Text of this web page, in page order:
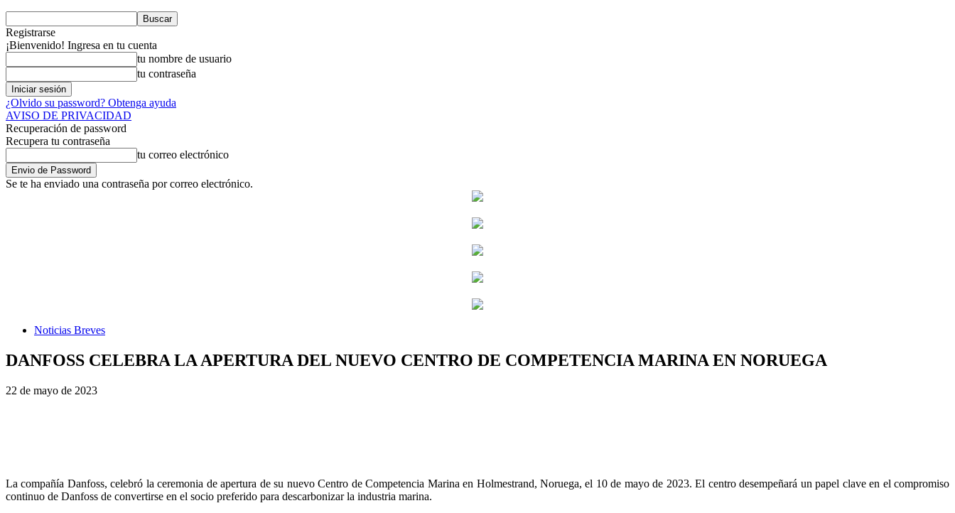
Registrarse
¡Bienvenido! Ingresa en tu cuenta
tu nombre de usuario
tu contraseña
¿Olvido su password? Obtenga ayuda
AVISO DE PRIVACIDAD
Recuperación de password
Recupera tu contraseña
tu correo electrónico
Se te ha enviado una contraseña por correo electrónico.
Noticias Breves
DANFOSS CELEBRA LA APERTURA DEL NUEVO CENTRO DE COMPETENCIA MARINA EN NORUEGA
22 de mayo de 2023
La compañía Danfoss, celebró la ceremonia de apertura de su nuevo Centro de Competencia Marina en Holmestrand, Noruega, el 10 de mayo de 2023. El centro desempeñará un papel clave en el compromiso
continuo de Danfoss de convertirse en el socio preferido para descarbonizar la industria marina.